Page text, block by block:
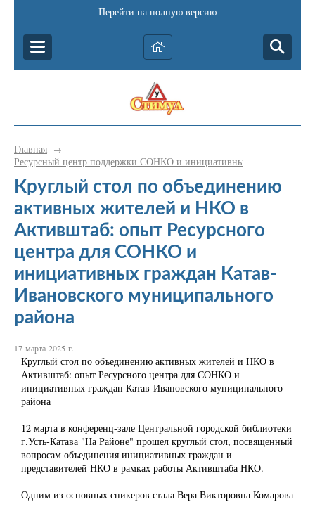
Перейти на полную версию
Главная →
Ресурсный центр поддержки СОНКО и инициативных граждан
Круглый стол по объединению
активных жителей и НКО в
Активштаб: опыт Ресурсного
центра для СОНКО и
инициативных граждан Катав-
Ивановского муниципального
района
17 марта 2025 г.
Круглый стол по объединению активных жителей и НКО в
Активштаб: опыт Ресурсного центра для СОНКО и
инициативных граждан Катав-Ивановского муниципального
района
12 марта в конференц-зале Центральной городской библиотеки
г.Усть-Катава "На Районе" прошел круглый стол, посвященный
вопросам объединения инициативных граждан и
представителей НКО в рамках работы Активштаба НКО.
Одним из основных спикеров стала Вера Викторовна Комарова